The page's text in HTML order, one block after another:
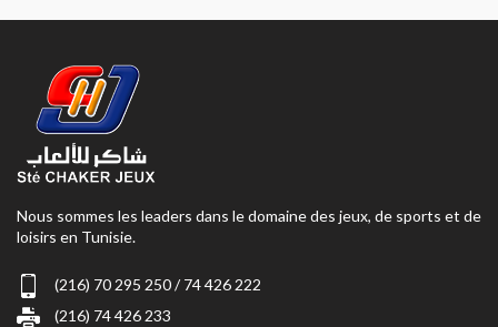
Nous sommes les leaders dans le domaine des jeux, de sports et de
loisirs en Tunisie.
(216) 70 295 250 / 74 426 222
(216) 74 426 233